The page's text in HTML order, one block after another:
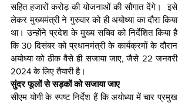
सहित हजारों करोड़ की योजनाओं की सौगात देंगे।  इसे
लेकर मुख्यमंत्री ने गुरुवार को ही अयोध्या का दौरा किया
था। उन्होंने प्रदेश के मुख्य सचिव को निर्देशित किया है
कि 30 दिसंबर को प्रधानमंत्री के कार्यक्रमों के दौरान
अयोध्या को ठीक वैसे ही सजाया जाए, जैसे 22 जनवरी
2024 के लिए तैयारी है।
सुंदर फूलों से सड़कों को सजाया जाए
सीएम योगी के स्पष्ट निर्देश हैं कि अयोध्या में चार प्रमुख